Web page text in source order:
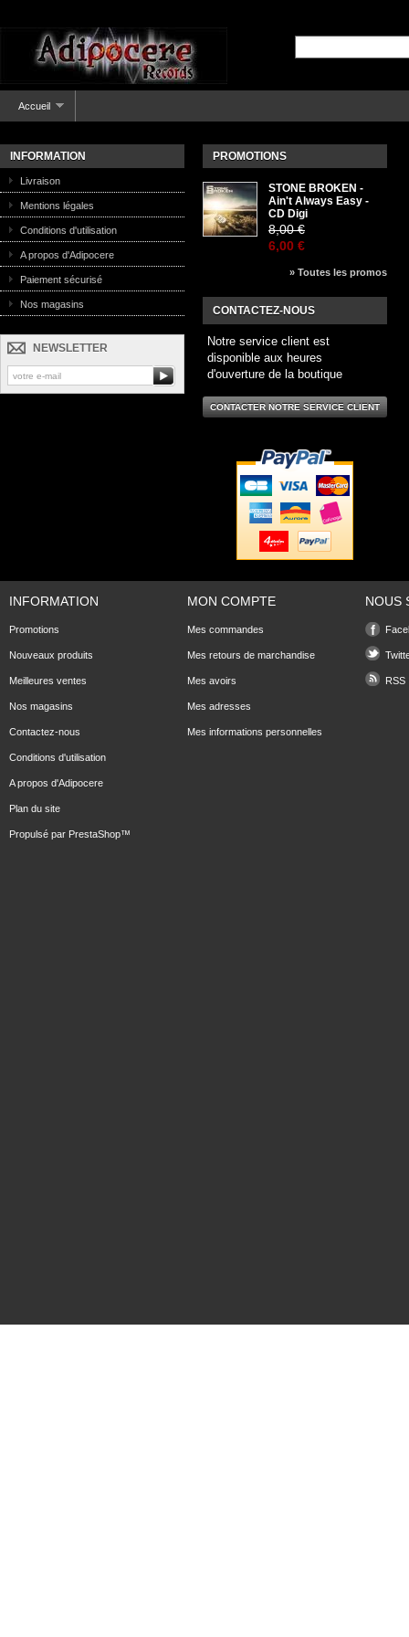
Accueil
INFORMATION
Livraison
Mentions légales
Conditions d'utilisation
A propos d'Adipocere
Paiement sécurisé
Nos magasins
NEWSLETTER
PROMOTIONS
STONE BROKEN -
Ain't Always Easy -
CD Digi
8,00 €
6,00 €
» Toutes les promos
CONTACTEZ-NOUS
Notre service client est
disponible aux heures
d'ouverture de la boutique
CONTACTER NOTRE SERVICE CLIENT
INFORMATION
Promotions
Nouveaux produits
Meilleures ventes
Nos magasins
Contactez-nous
Conditions d'utilisation
A propos d'Adipocere
Plan du site
Propulsé par PrestaShop™
MON COMPTE
Mes commandes
Mes retours de marchandise
Mes avoirs
Mes adresses
Mes informations personnelles
NOUS
RSS